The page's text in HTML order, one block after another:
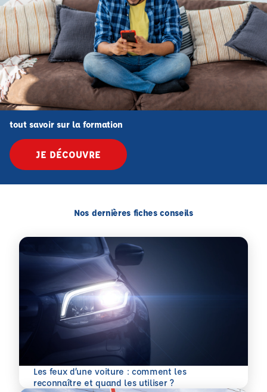
tout savoir sur la formation
JE DÉCOUVRE
Nos dernières fiches conseils
Les feux d’une voiture : comment les
reconnaître et quand les utiliser ?
En savoir plus